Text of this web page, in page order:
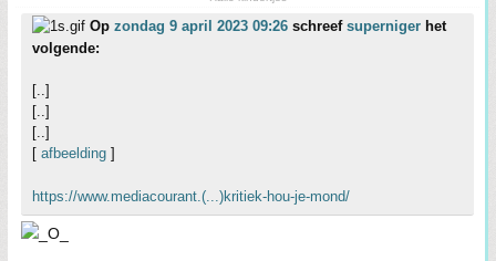
Op zondag 9 april 2023 09:26 schreef superniger het
volgende:
[..]
[..]
[..]
[ afbeelding ]
https://www.mediacourant.(...)kritiek-hou-je-mond/